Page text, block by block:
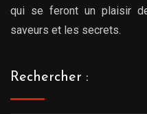
qui se feront un plaisir
saveurs et les secrets.
Rechercher :